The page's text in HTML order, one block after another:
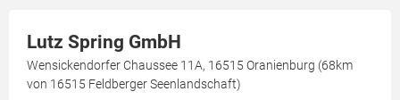
Lutz Spring GmbH
Wensickendorfer Chaussee 11A, 16515 Oranienburg (68km
von 16515 Feldberger Seenlandschaft)